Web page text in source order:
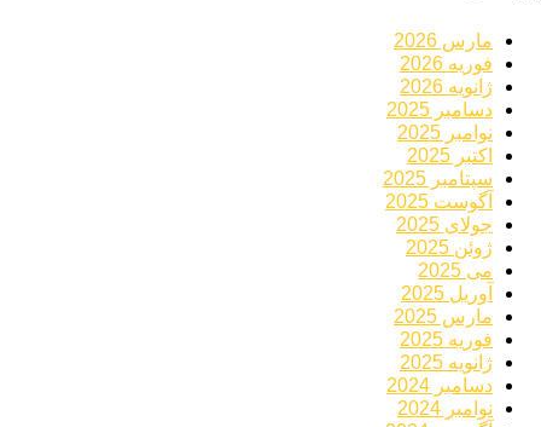
مارس 2026
فوریه 2026
ژانویه 2026
دسامبر 2025
نوامبر 2025
اکتبر 2025
سپتامبر 2025
آگوست 2025
جولای 2025
ژوئن 2025
می 2025
آوریل 2025
مارس 2025
فوریه 2025
ژانویه 2025
دسامبر 2024
نوامبر 2024